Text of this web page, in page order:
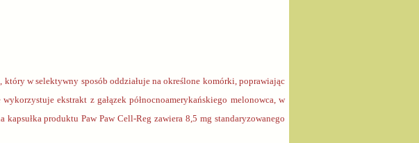
w selektywny sposób oddziałuje na określone komórki, poprawiając
ekstrakt z gałązek północnoamerykańskiego melonowca, w
produktu Paw Paw Cell-Reg zawiera 8,5 mg standaryzowanego